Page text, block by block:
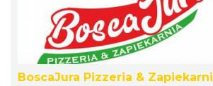
BoscaJura Pizzeria &